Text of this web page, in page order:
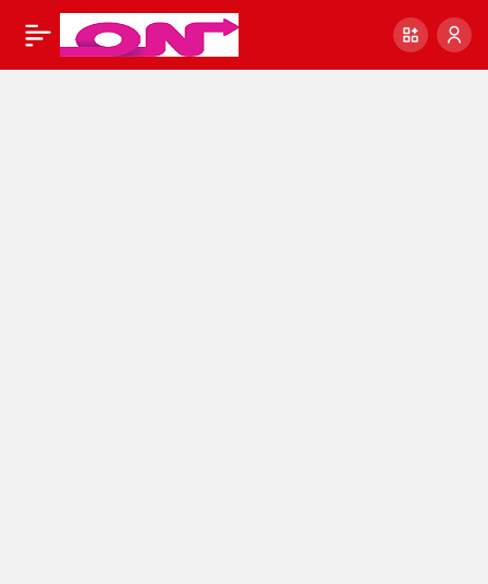
Sedat Peker Paylaş